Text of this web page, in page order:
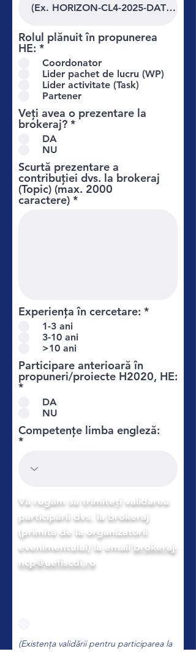
Rolul plănuit în propunerea
HE: *R
e
q
u
i
r
e
d
Coordonator
Lider pachet de lucru (WP)
Lider activitate (Task)
Partener
Veți avea o prezentare la
brokeraj? *
DA
NU
Scurtă prezentare a
contribuției dvs. la brokeraj
(Topic) (max. 2000
caractere)
Experiența în cercetare: *
1-3 ani
3-10 ani
>10 ani
Participare anterioară în
propuneri/proiecte H2020, HE:
*
DA
NU
Competențe limba engleză:
Vă rugăm să trimiteți validarea
participării dvs. la brokeraj
(primită de la organizatorii
evenimentului) la email brokeraj-
ncp@uefiscdi.ro
(Existența validării pentru participarea la